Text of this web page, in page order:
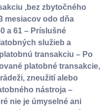
‚bez zbytočného
mesiacov odo dňa
a 61 – Príslušné
služieb a
transakciu – Po
platobné transakcie,
zneužití alebo
nástroja –
nie je úmyselné ani